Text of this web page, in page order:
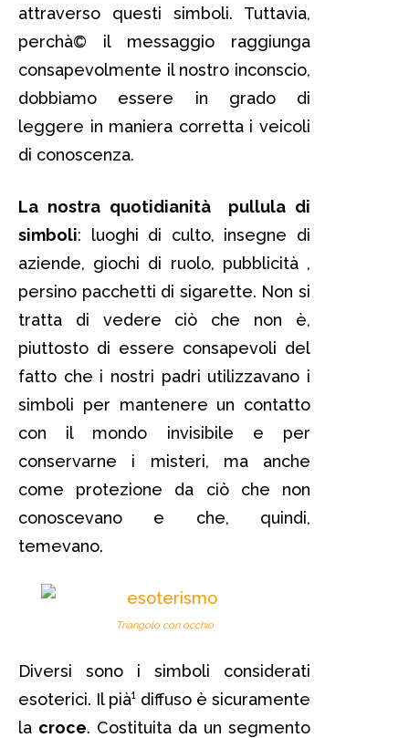
attraverso questi simboli. Tuttavia,
perchà© il messaggio raggiunga
consapevolmente il nostro inconscio,
dobbiamo essere in grado di
leggere in maniera corretta i veicoli
di conoscenza.
La nostra quotidianità pullula di
simboli: luoghi di culto, insegne di
aziende, giochi di ruolo, pubblicità ,
persino pacchetti di sigarette. Non si
tratta di vedere ciò che non è,
piuttosto di essere consapevoli del
fatto che i nostri padri utilizzavano i
simboli per mantenere un contatto
con il mondo invisibile e per
conservarne i misteri, ma anche
come protezione da ciò che non
conoscevano e che, quindi,
temevano.
Triangolo con occhio
Diversi sono i simboli considerati
esoterici. Il pià¹ diffuso è sicuramente
la croce. Costituita da un segmento